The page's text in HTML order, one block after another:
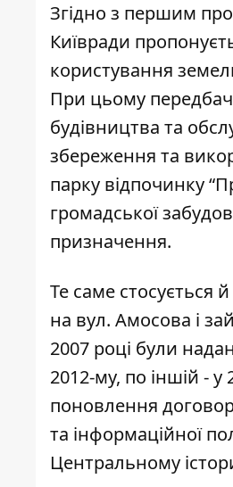
Згідно з першим
Київради
користування
При цьому
будівництва та
збереження та
парку відпочинку
громадської
призначення.
Те саме стосується
на вул. Амосова і
2007 році були
2012-му, по іншій - у
поновлення
та інформаційної
Центральному